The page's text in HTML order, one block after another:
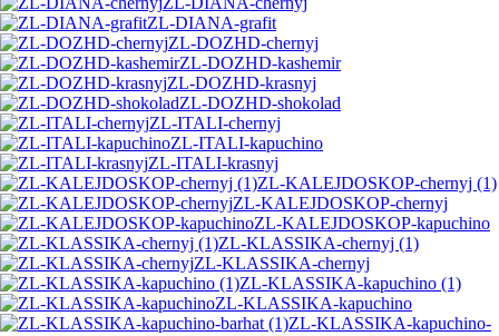
ZL-DIANA-grafit
ZL-DOZHD-chernyj
ZL-DOZHD-kashemir
ZL-DOZHD-krasnyj
ZL-DOZHD-shokolad
ZL-ITALI-chernyj
ZL-ITALI-kapuchino
ZL-ITALI-krasnyj
ZL-KALEJDOSKOP-chernyj (1)
ZL-KALEJDOSKOP-chernyj
ZL-KALEJDOSKOP-kapuchino
ZL-KLASSIKA-chernyj (1)
ZL-KLASSIKA-chernyj
ZL-KLASSIKA-kapuchino (1)
ZL-KLASSIKA-kapuchino
ZL-KLASSIKA-kapuchino-